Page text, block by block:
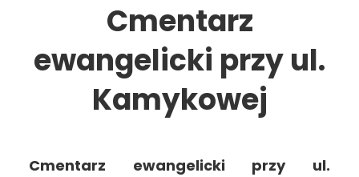
Cmentarz
ewangelicki przy ul.
Kamykowej
Cmentarz ewangelicki przy ul.